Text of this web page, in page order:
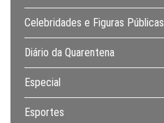
Celebridades e Figuras Públicas
Diário da Quarentena
Especial
Esportes